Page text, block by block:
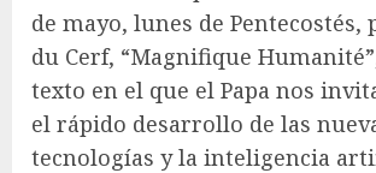
de mayo, lunes de Pentecostés,
du Cerf, “Magnifique
texto en el que el Papa nos
el rápido desarrollo de las
tecnologías y la inteligencia